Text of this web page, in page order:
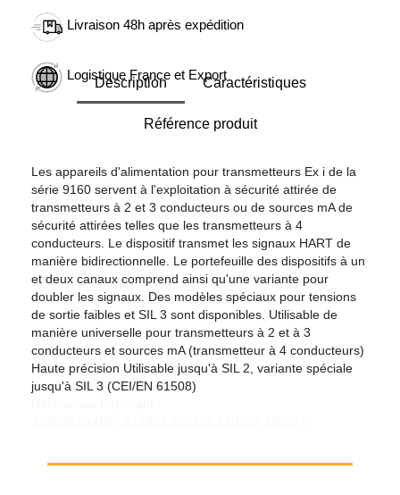
Livraison 48h après expédition
Logistique France et Export
Description Caractéristiques
Référence produit
Les appareils d'alimentation pour transmetteurs Ex i de la
série 9160 servent à l'exploitation à sécurité attirée de
transmetteurs à 2 et 3 conducteurs ou de sources mA de
sécurité attirées telles que les transmetteurs à 4
conducteurs. Le dispositif transmet les signaux HART de
manière bidirectionnelle. Le portefeuille des dispositifs à un
et deux canaux comprend ainsi qu'une variante pour
doubler les signaux. Des modèles spéciaux pour tensions
de sortie faibles et SIL 3 sont disponibles. Utilisable de
manière universelle pour transmetteurs à 2 et à 3
conducteurs et sources mA (transmetteur à 4 conducteurs)
Haute précision Utilisable jusqu'à SIL 2, variante spéciale
jusqu'à SIL 3 (CEI/EN 61508)